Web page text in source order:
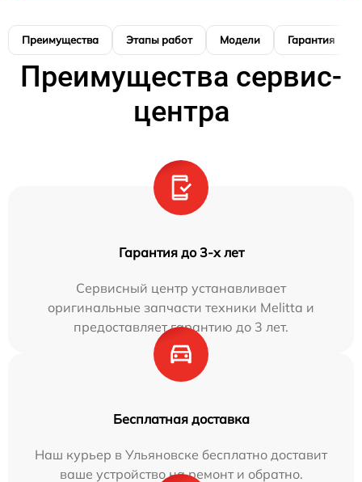
Преимущества Этапы работ Модели Гарантия
Преимущества сервис-
центра
Гарантия до 3-х лет
Сервисный центр устанавливает
оригинальные запчасти техники Melitta и
предоставляет гарантию до 3 лет.
Бесплатная доставка
Наш курьер в Ульяновске бесплатно доставит
ваше устройство на ремонт и обратно.